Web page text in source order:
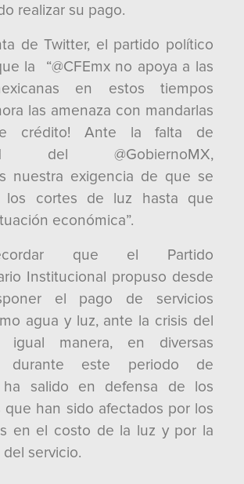
realizar su pago.
de Twitter, el partido político
la “@CFEmx no apoya a las
en estos tiempos
las amenaza con mandarlas
crédito! Ante la falta de
del @GobiernoMX,
nuestra exigencia de que se
los cortes de luz hasta que
económica”.
que el Partido
Institucional propuso desde
el pago de servicios
agua y luz, ante la crisis del
igual manera, en diversas
durante este periodo de
ha salido en defensa de los
que han sido afectados por los
en el costo de la luz y por la
servicio.